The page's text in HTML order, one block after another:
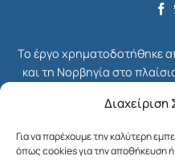
Για να παρέχουμε την καλύτερη
όπως cookies για την αποθήκευση
Το έργο χρηματοδοτήθηκε
και τη Νορβηγία στο
Χρηματοδοτικού
Προγράμματος